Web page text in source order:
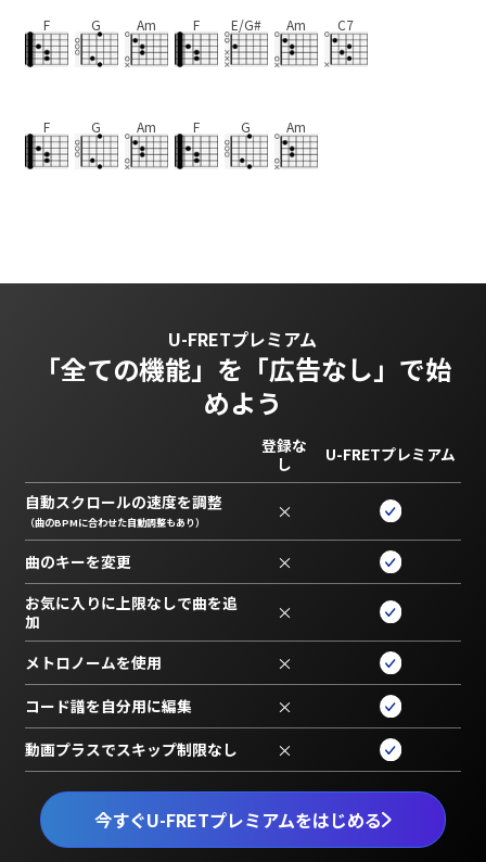
F G Am F E/G# Am C7
F G Am F G Am
U-FRETプレミアム
「全ての機能」を 「広告なし」で始
めよう
今すぐU-FRETプレミアムをはじめる
登録な
し
U-FRETプレミアム
自動スクロールの速度を調整
（曲のBPMに合わせた自動調整もあり） ×
曲のキーを変更 ×
お気に入りに上限なしで曲を追
加
×
メトロノームを使用 ×
コード譜を自分用に編集 ×
動画プラスでスキップ制限なし ×